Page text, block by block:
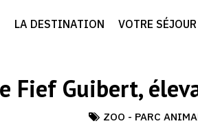
LA DESTINATION VOTRE SÉJOUR
Fief Guibert,
ZOO - PARC